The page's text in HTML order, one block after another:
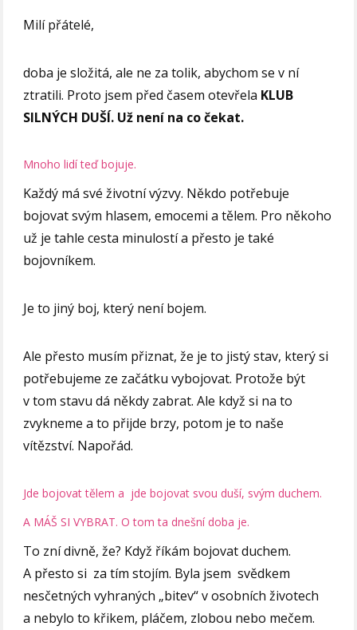
Milí přátelé,
doba je složitá, ale ne za tolik, abychom se v ní
ztratili. Proto jsem před časem otevřela KLUB
SILNÝCH DUŠÍ. Už není na co čekat.
Mnoho lidí teď bojuje.
Každý má své životní výzvy. Někdo potřebuje
bojovat svým hlasem, emocemi a tělem. Pro někoho
už je tahle cesta minulostí a přesto je také
bojovníkem.
Je to jiný boj, který není bojem.
Ale přesto musím přiznat, že je to jistý stav, který si
potřebujeme ze začátku vybojovat. Protože být
v tom stavu dá někdy zabrat. Ale když si na to
zvykneme a to přijde brzy, potom je to naše
vítězství. Napořád.
Jde bojovat tělem a jde bojovat svou duší, svým duchem.
A MÁŠ SI VYBRAT. O tom ta dnešní doba je.
To zní divně, že? Když říkám bojovat duchem.
A přesto si za tím stojím. Byla jsem svědkem
nesčetných vyhraných „bitev“ v osobních životech
a nebylo to křikem, pláčem, zlobou nebo mečem.